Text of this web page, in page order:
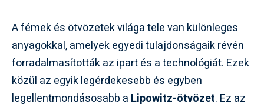
A fémek és ötvözetek világa tele van különleges
anyagokkal, amelyek egyedi tulajdonságaik révén
forradalmasították az ipart és a technológiát. Ezek
közül az egyik legérdekesebb és egyben
legellentmondásosabb a Lipowitz-ötvözet. Ez az